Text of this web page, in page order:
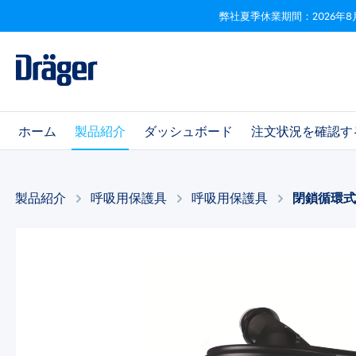
Skip to B2B platform navigation
弊社夏季休業期間：2026年8
ホーム 製品紹介 ダッシュボード 注文状況を確認す
製品紹介 呼吸用保護具 呼吸用保護具​ 閉鎖循環